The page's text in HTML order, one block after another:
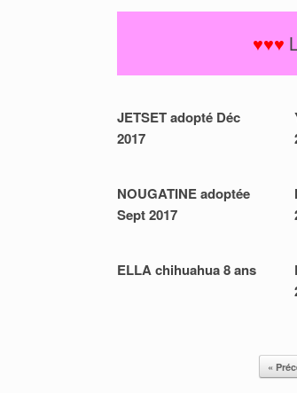
♥♥♥
JETSET adopté Déc
2017
NOUGATINE adoptée
Sept 2017
ELLA chihuahua 8 ans
«